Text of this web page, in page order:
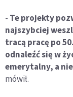
- Te projekty
najszybciej
tracą pracę po
odnaleźć się w
emerytalny, a
mówił.